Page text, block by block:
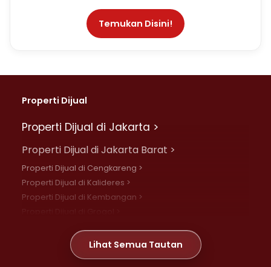
Temukan Disini!
Properti Dijual
Properti Dijual di Jakarta >
Properti Dijual di Jakarta Barat >
Properti Dijual di Cengkareng >
Properti Dijual di Kalideres >
Properti Dijual di Kembangan >
Properti Dijual di Meruya >
Properti Dijual di Jelambar >
Lihat Semua Tautan